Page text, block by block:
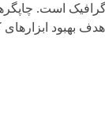
است.
بهبود